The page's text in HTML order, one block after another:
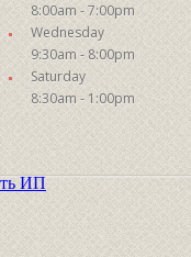
8:00am - 7:00pm
Wednesday
9:30am - 8:00pm
Saturday
8:30am - 1:00pm
ИП